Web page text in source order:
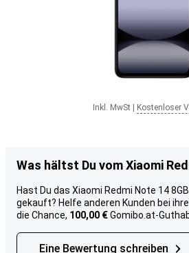
Inkl. MwSt Kostenloser
Was hältst Du vom Xiaomi
Hast Du das Xiaomi Redmi Note 14
gekauft? Helfe anderen Kunden bei
die Chance, 100,00 €Gomibo.at-
Eine Bewertung schreiben